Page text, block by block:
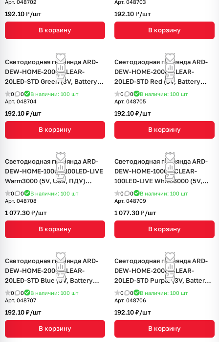
Арт. 048702
192.10 ₽/шт
В корзину
Арт. 048703
192.10 ₽/шт
В корзину
Светодиодная гирлянда ARD-
DEW-HOME-2000-CLEAR-
20LED-STD Green (3V, Battery
Pack) (Ardecoled, IP20)
0 0 В наличии: 100 шт
Арт. 048704
192.10 ₽/шт
В корзину
Светодиодная гирлянда ARD-
DEW-HOME-2000-CLEAR-
20LED-STD Red (3V, Battery
Pack) (Ardecoled, IP20)
0 0 В наличии: 100 шт
Арт. 048705
192.10 ₽/шт
В корзину
Светодиодная гирлянда ARD-
DEW-HOME-10000-100LED-LIVE
Warm3000 (5V, USB, ПДУ)
(Ardecoled, IP20)
0 0 В наличии: 100 шт
Арт. 048708
1 077.30 ₽/шт
В корзину
Светодиодная гирлянда ARD-
DEW-HOME-10000-CLEAR-
100LED-LIVE White6000 (5V,
USB, ПДУ) (Ardecoled, IP20)
0 0 В наличии: 100 шт
Арт. 048709
1 077.30 ₽/шт
В корзину
Светодиодная гирлянда ARD-
DEW-HOME-2000-CLEAR-
20LED-STD Blue (3V, Battery
Pack) (Ardecoled, IP20)
0 0 В наличии: 100 шт
Арт. 048707
192.10 ₽/шт
В корзину
Светодиодная гирлянда ARD-
DEW-HOME-2000-CLEAR-
20LED-STD Purple (3V, Battery
Pack) (Ardecoled, IP20)
0 0 В наличии: 100 шт
Арт. 048706
192.10 ₽/шт
В корзину